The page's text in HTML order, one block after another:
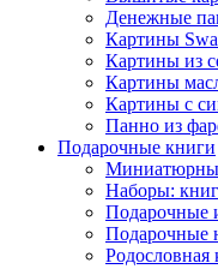
Денежные
Картины
Картины из
Картины
Картины с
Панно из
Подарочные книги
Наборы:
Подарочные
Подарочные
Родословная